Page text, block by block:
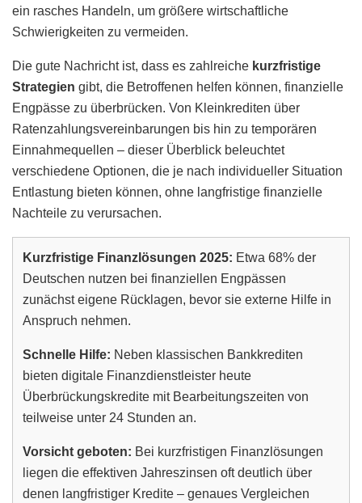
ein rasches Handeln, um größere wirtschaftliche
Schwierigkeiten zu vermeiden.
Die gute Nachricht ist, dass es zahlreiche kurzfristige
Strategien gibt, die Betroffenen helfen können, finanzielle
Engpässe zu überbrücken. Von Kleinkrediten über
Ratenzahlungsvereinbarungen bis hin zu temporären
Einnahmequellen – dieser Überblick beleuchtet
verschiedene Optionen, die je nach individueller Situation
Entlastung bieten können, ohne langfristige finanzielle
Nachteile zu verursachen.
Kurzfristige Finanzlösungen 2025: Etwa 68% der
Deutschen nutzen bei finanziellen Engpässen
zunächst eigene Rücklagen, bevor sie externe Hilfe in
Anspruch nehmen.
Schnelle Hilfe: Neben klassischen Bankkrediten
bieten digitale Finanzdienstleister heute
Überbrückungskredite mit Bearbeitungszeiten von
teilweise unter 24 Stunden an.
Vorsicht geboten: Bei kurzfristigen Finanzlösungen
liegen die effektiven Jahreszinsen oft deutlich über
denen langfristiger Kredite – genaues Vergleichen